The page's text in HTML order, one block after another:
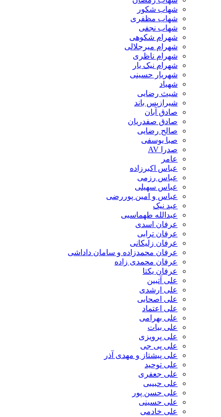
شهاب شکور
شهاب مظفری
شهاب نجفی
شهرام شکوهی
شهرام میرجلالی
شهرام ناظری
شهرام نیک یار
شهریار حسینی
شهیاد
شیث رضایی
شیرازیس باند
صادق آبان
صادق صفدریان
صالح رضایی
صبا یوسفی
صدرا AV
عامر
عباس اکبرزاده
عباس رزمی
عباس سهیلی
عباس و امین پوررضی
عبد نیک
عبدالله طهماسبی‎
عرفان اسدی
عرفان ترابی
عرفان زلیکانی
عرفان محمدزاده و سامان داداشی
عرفان محمدی زاده
عرفان یکتا
علی آتبین
علی ارشدی
علی اصحابی
علی اعتماد
علی بهرامی
علی بیات
علی پرویزی
علی پی جی
علی پیشتاز و مهدی آذر
علی توحید
علی جعفری
علی حبیبی
علی حسن پور
علی حسینی
علی خادمی